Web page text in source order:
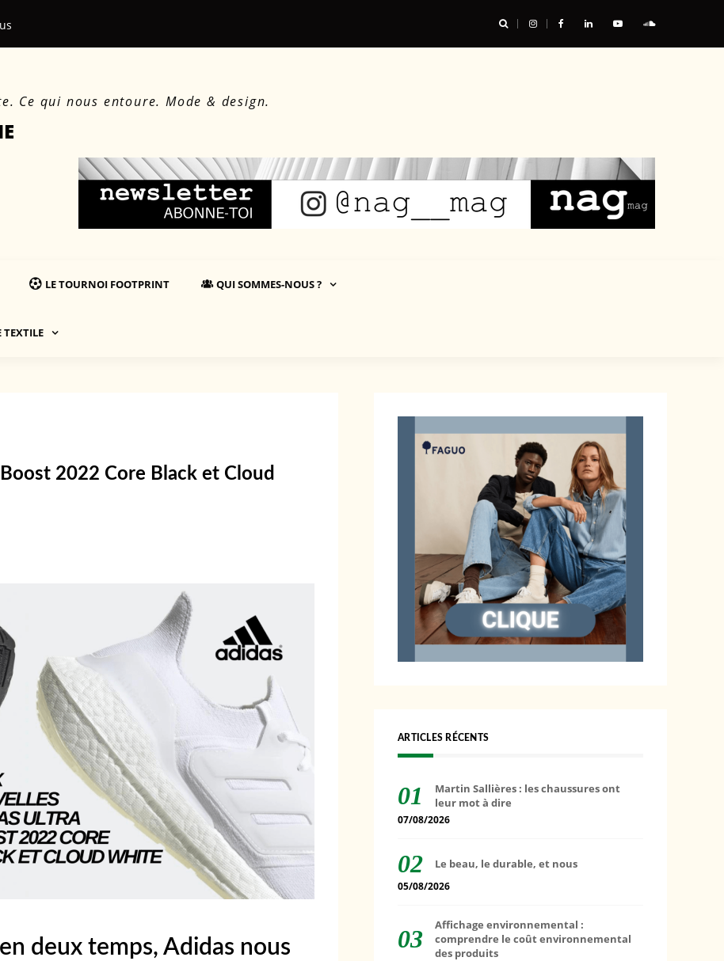
: comprendre le coût environnemental des produits Martin Sallières : les chaussures ont leur mot à dire
Ce qui nous entoure. Mode & design.
LE TOURNOI FOOTPRINT QUI SOMMES-NOUS ?
TEXTILE
2022 Core Black et Cloud
deux temps, Adidas nous
ARTICLES RÉCENTS
Martin Sallières : les chaussures ont
leur mot à dire
07/08/2026
Le beau, le durable, et nous
05/08/2026
Affichage environnemental :
comprendre le coût environnemental
des produits